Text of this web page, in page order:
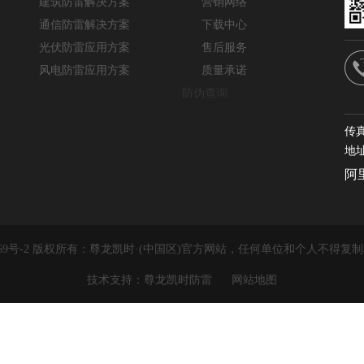
通信防雷解决方案
光伏防雷应用方案
风电防雷应用方案
下载中心
售后服务
质量承诺
传
地
阿
号-2 版权所有：尊龙凯时·(中国区)官方网站，任何单位和个人不得复
技术支持：尊龙凯时防雷 网站地图